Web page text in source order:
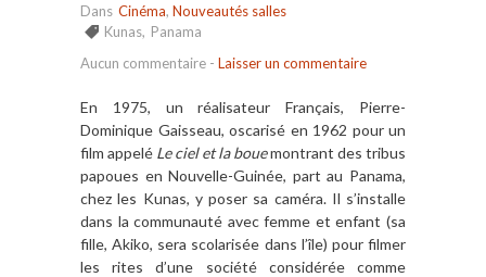
Dans Cinéma, Nouveautés salles
Kunas, Panama
Aucun commentaire - Laisser un commentaire
En 1975, un réalisateur Français, Pierre-
Dominique Gaisseau, oscarisé en 1962 pour un
film appelé Le ciel et la bouemontrant des tribus
papoues en Nouvelle-Guinée, part au Panama,
chez les Kunas, y poser sa caméra. Il s’installe
dans la communauté avec femme et enfant (sa
fille, Akiko, sera scolarisée dans l’île) pour filmer
les rites d’une société considérée comme